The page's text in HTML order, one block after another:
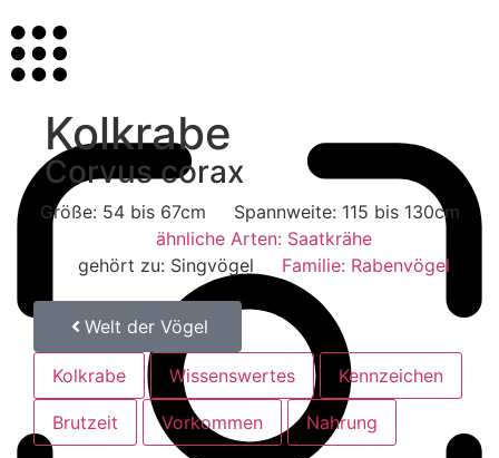
Kolkrabe
Corvus corax
Größe: 54 bis 67cm
Spannweite: 115 bis 130cm
ähnliche Arten: Saatkrähe
gehört zu: Singvögel
Familie: Rabenvögel
Welt der Vögel
Kolkrabe Wissenswertes Kennzeichen
Brutzeit Vorkommen
Nahrung
Kolkrabe
Kolkrabe
Kolkrabe
Unterschied-Kolkrabe-Saatkähe